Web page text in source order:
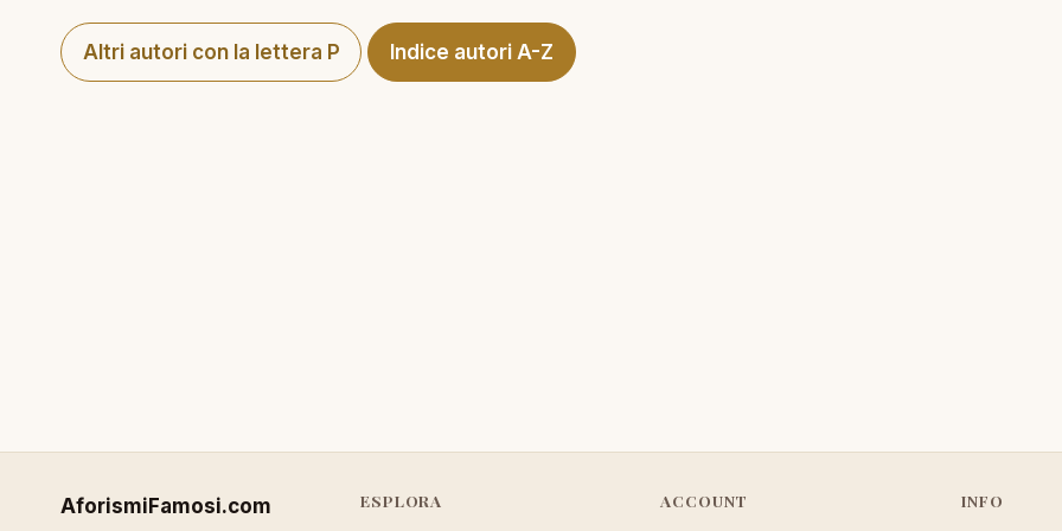
Altri autori con la lettera P Indice autori A-Z
AforismiFamosi.com
ESPLORA
ACCOUNT
INFO